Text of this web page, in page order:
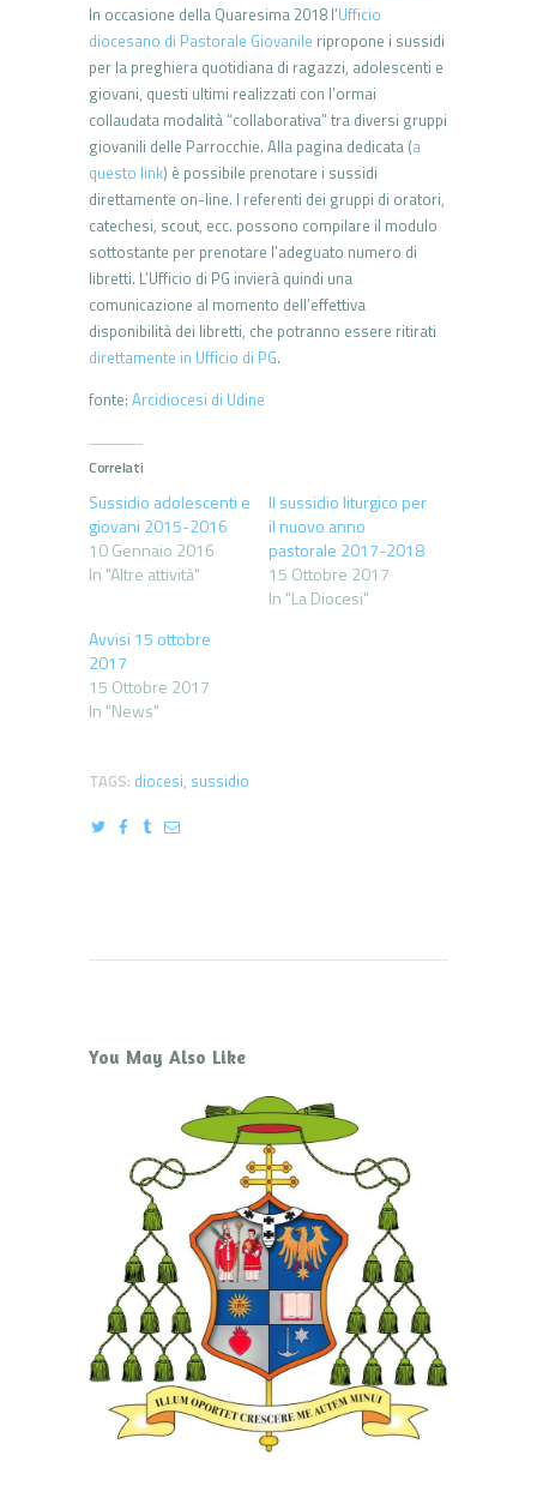
In occasione della Quaresima 2018 l’Ufficio
diocesano di Pastorale Giovanile ripropone i sussidi
per la preghiera quotidiana di ragazzi, adolescenti e
giovani, questi ultimi realizzati con l’ormai
collaudata modalità “collaborativa” tra diversi gruppi
giovanili delle Parrocchie. Alla pagina dedicata (a
questo link) è possibile prenotare i sussidi
direttamente on-line. I referenti dei gruppi di oratori,
catechesi, scout, ecc. possono compilare il modulo
sottostante per prenotare l’adeguato numero di
libretti. L’Ufficio di PG invierà quindi una
comunicazione al momento dell’effettiva
disponibilità dei libretti, che potranno essere ritirati
direttamente in Ufficio di PG.
fonte: Arcidiocesi di Udine
Correlati
Sussidio adolescenti e
giovani 2015-2016
10 Gennaio 2016
In "Altre attività"
Il sussidio liturgico per
il nuovo anno
pastorale 2017-2018
15 Ottobre 2017
In "La Diocesi"
Avvisi 15 ottobre
2017
15 Ottobre 2017
In "News"
TAGS: diocesi, sussidio
You May Also Like